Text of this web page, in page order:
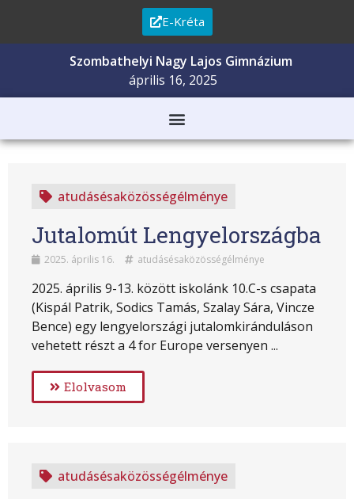
E-Kréta
Szombathelyi Nagy Lajos Gimnázium
április 16, 2025
atudásésaközösségélménye
Jutalomút Lengyelországba
2025. április 16. atudásésaközösségélménye
2025. április 9-13. között iskolánk 10.C-s csapata
(Kispál Patrik, Sodics Tamás, Szalay Sára, Vincze
Bence) egy lengyelországi jutalomkiránduláson
vehetett részt a 4 for Europe versenyen ...
Elolvasom
atudásésaközösségélménye